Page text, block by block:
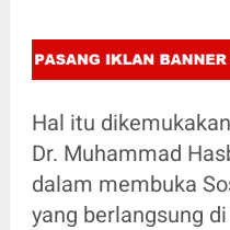
Hal itu
Dr. Muhammad
dalam membuka
yang berlangsung